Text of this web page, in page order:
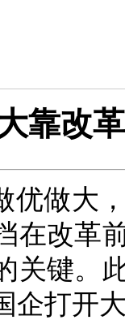
靠改革
优做大
在改革
关键。
企打